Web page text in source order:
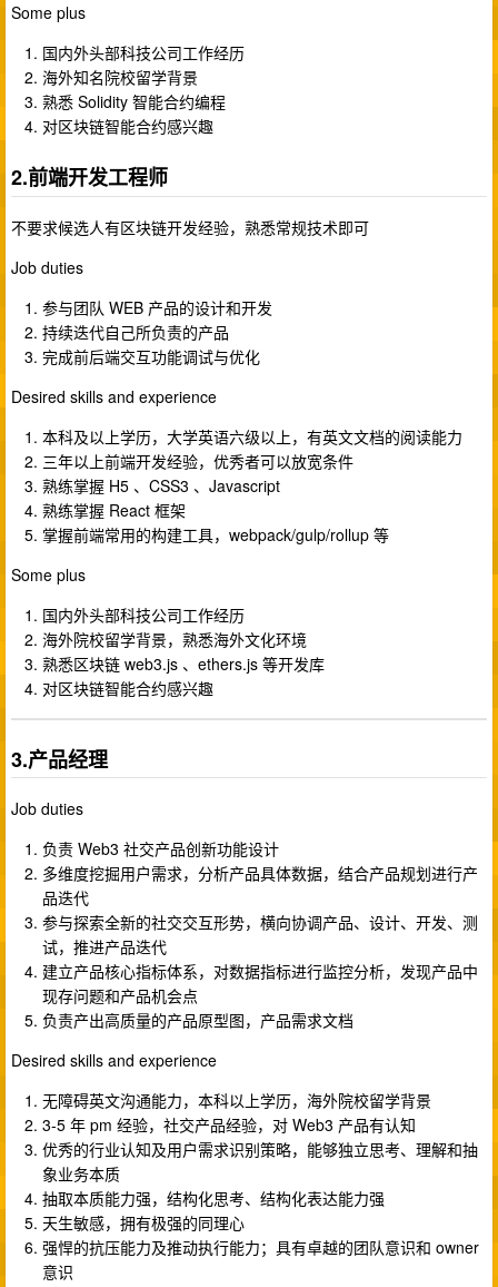
Some plus
国内外头部科技公司工作经历
海外知名院校留学背景
熟悉 Solidity 智能合约编程
对区块链智能合约感兴趣
2.前端开发工程师
不要求候选人有区块链开发经验，熟悉常规技术即可
Job duties
参与团队 WEB 产品的设计和开发
持续迭代自己所负责的产品
完成前后端交互功能调试与优化
Desired skills and experience
本科及以上学历，大学英语六级以上，有英文文档的阅读能力
三年以上前端开发经验，优秀者可以放宽条件
熟练掌握 H5 、CSS3 、Javascript
熟练掌握 React 框架
掌握前端常用的构建工具，webpack/gulp/rollup 等
Some plus
国内外头部科技公司工作经历
海外院校留学背景，熟悉海外文化环境
熟悉区块链 web3.js 、ethers.js 等开发库
对区块链智能合约感兴趣
3.产品经理
Job duties
负责 Web3 社交产品创新功能设计
多维度挖掘用户需求，分析产品具体数据，结合产品规划进行产
品迭代
参与探索全新的社交交互形势，横向协调产品、设计、开发、测
试，推进产品迭代
建立产品核心指标体系，对数据指标进行监控分析，发现产品中
现存问题和产品机会点
负责产出高质量的产品原型图，产品需求文档
Desired skills and experience
无障碍英文沟通能力，本科以上学历，海外院校留学背景
3-5 年 pm 经验，社交产品经验，对 Web3 产品有认知
优秀的行业认知及用户需求识别策略，能够独立思考、理解和抽
象业务本质
抽取本质能力强，结构化思考、结构化表达能力强
天生敏感，拥有极强的同理心
强悍的抗压能力及推动执行能力；具有卓越的团队意识和 owner
意识